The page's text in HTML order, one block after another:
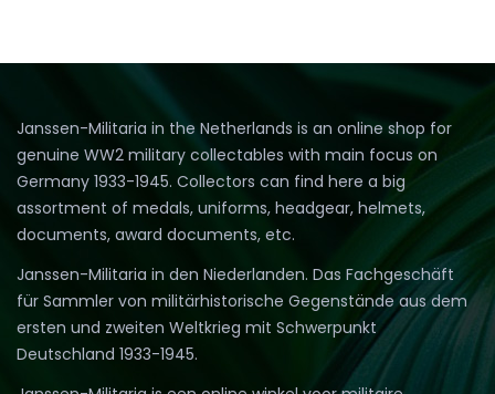
Janssen-Militaria in the Netherlands is an online shop for
genuine WW2 military collectables with main focus on
Germany 1933-1945. Collectors can find here a big
assortment of medals, uniforms, headgear, helmets,
documents, award documents, etc.
Janssen-Militaria in den Niederlanden. Das Fachgeschäft
für Sammler von militärhistorische Gegenstände aus dem
ersten und zweiten Weltkrieg mit Schwerpunkt
Deutschland 1933-1945.